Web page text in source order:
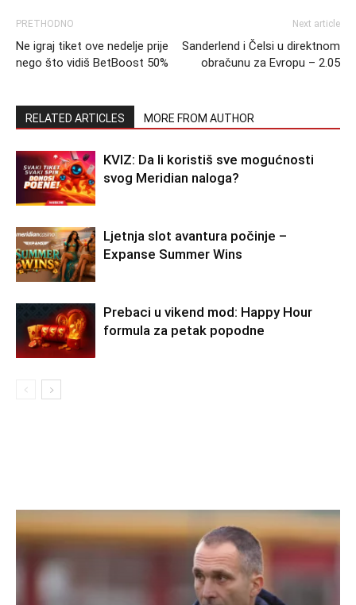
PRETHODNO
Ne igraj tiket ove nedelje prije
nego što vidiš BetBoost 50%
Next article
Sanderlend i Čelsi u direktnom
obračunu za Evropu – 2.05
RELATED ARTICLES MORE FROM AUTHOR
KVIZ: Da li koristiš sve mogućnosti
svog Meridian naloga?
Ljetnja slot avantura počinje –
Expanse Summer Wins
Prebaci u vikend mod: Happy Hour
formula za petak popodne